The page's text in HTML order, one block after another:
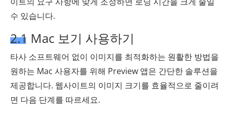
수 있습니다.
2.1 Mac 보기 사용하기
타사 소프트웨어 없이 이미지를 최적화하는 원활한 방법을
원하는 Mac 사용자를 위해 Preview 앱은 간단한 솔루션을
제공합니다. 웹사이트의 이미지 크기를 효율적으로 줄이려
면 다음 단계를 따르세요.